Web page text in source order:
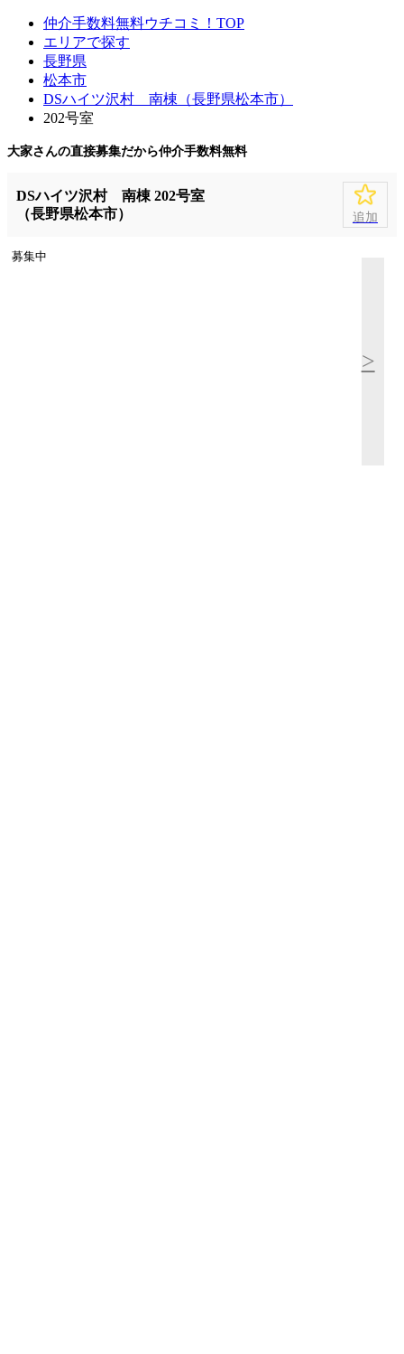
仲介手数料無料ウチコミ！TOP
エリアで探す
長野県
松本市
DSハイツ沢村 南棟（長野県松本市）
202号室
大家さんの直接募集だから仲介手数料無料
DSハイツ沢村 南棟 202号室
（長野県松本市）
追加
募集中
>